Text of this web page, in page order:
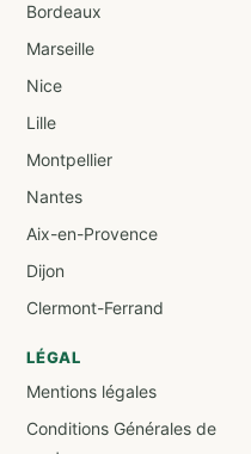
Bordeaux
Marseille
Nice
Lille
Montpellier
Nantes
Aix-en-Provence
Dijon
Clermont-Ferrand
LÉGAL
Mentions légales
Conditions Générales de